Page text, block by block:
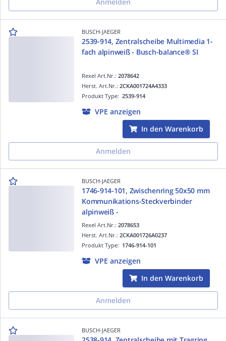
BUSCH-JAEGER
2539-914, Zentralscheibe Multimedia 1-
fach alpinweiß - Busch-balance® SI
Rexel Art.Nr.: 2078642
Produkt Type: 2539-914
Herst. Art.Nr.: 2CKA001724A4333
VPE anzeigen
In den Warenkorb
Anmelden
BUSCH-JAEGER
1746-914-101, Zwischenring 50x50 mm
Kommunikations-Steckverbinder
alpinweiß -
Rexel Art.Nr.: 2078653
Produkt Type: 1746-914-101
Herst. Art.Nr.: 2CKA001726A0237
VPE anzeigen
In den Warenkorb
Anmelden
BUSCH-JAEGER